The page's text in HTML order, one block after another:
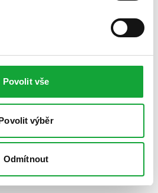
Povolit vše
výběr
Odmítnout